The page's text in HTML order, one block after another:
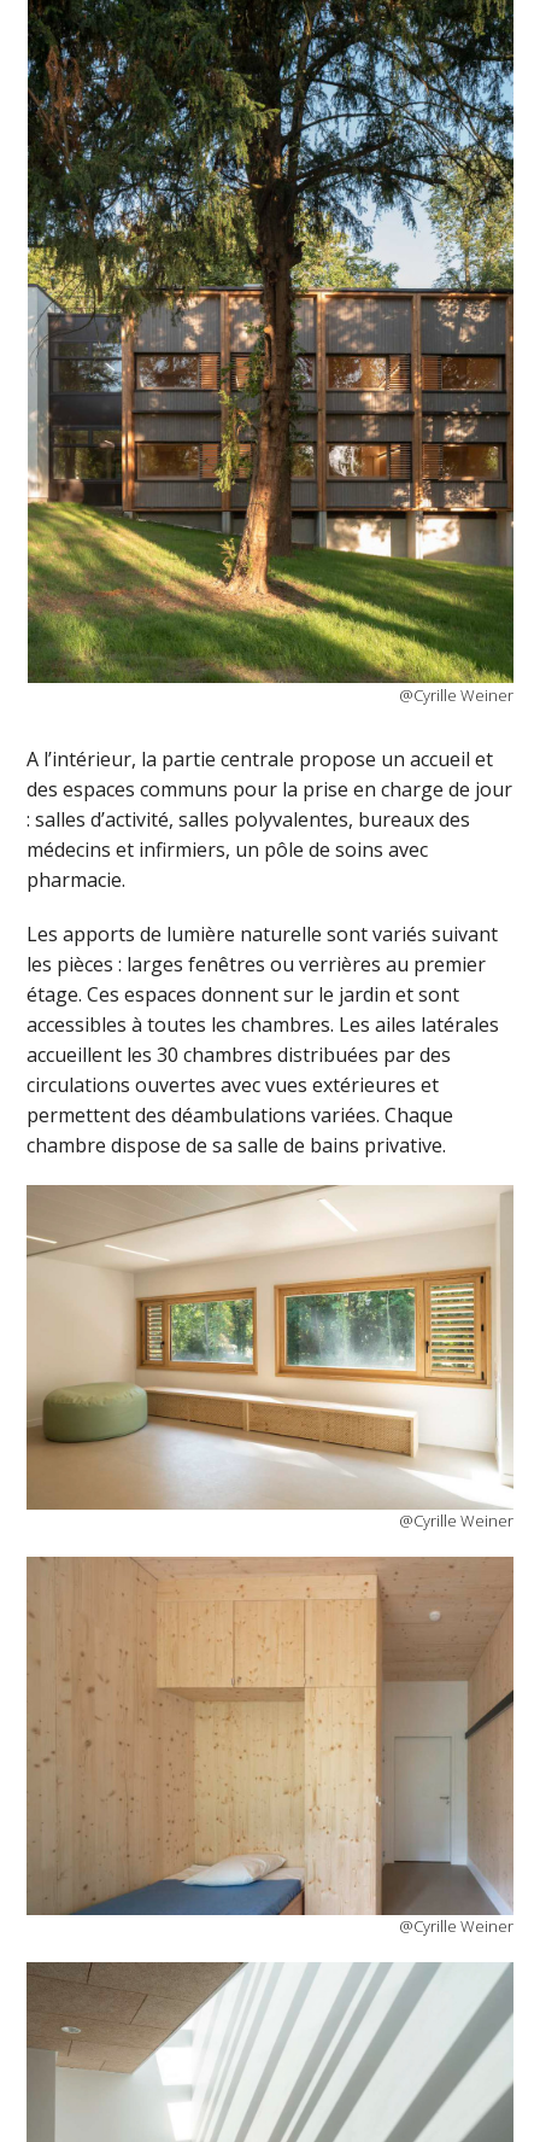
@Cyrille Weiner
A l’intérieur, la partie centrale propose un accueil et
des espaces communs pour la prise en charge de jour
: salles d’activité, salles polyvalentes, bureaux des
médecins et infirmiers, un pôle de soins avec
pharmacie.
Les apports de lumière naturelle sont variés suivant
les pièces : larges fenêtres ou verrières au premier
étage. Ces espaces donnent sur le jardin et sont
accessibles à toutes les chambres. Les ailes latérales
accueillent les 30 chambres distribuées par des
circulations ouvertes avec vues extérieures et
permettent des déambulations variées. Chaque
chambre dispose de sa salle de bains privative.
@Cyrille Weiner
@Cyrille Weiner